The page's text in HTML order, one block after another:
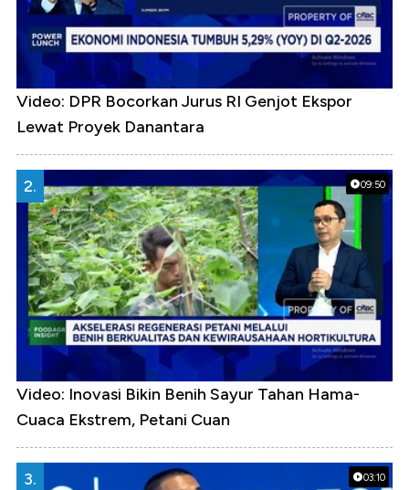
Video: DPR Bocorkan Jurus RI Genjot Ekspor
Lewat Proyek Danantara
09:50
2.
Video: Inovasi Bikin Benih Sayur Tahan Hama-
Cuaca Ekstrem, Petani Cuan
03:10
3.